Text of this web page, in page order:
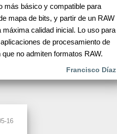
más básico y compatible para
mapa de bits, y partir de un RAW
máxima calidad inicial. Lo uso para
de procesamiento de
que no admiten formatos RAW.
Francisco Díaz
16